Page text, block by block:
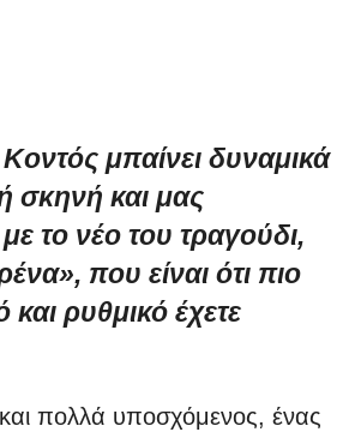
μπαίνει δυναμικά
σκηνή και μας
το νέο του τραγούδι,
», που είναι ότι πιο
και ρυθμικό έχετε
πολλά υποσχόμενος, ένας